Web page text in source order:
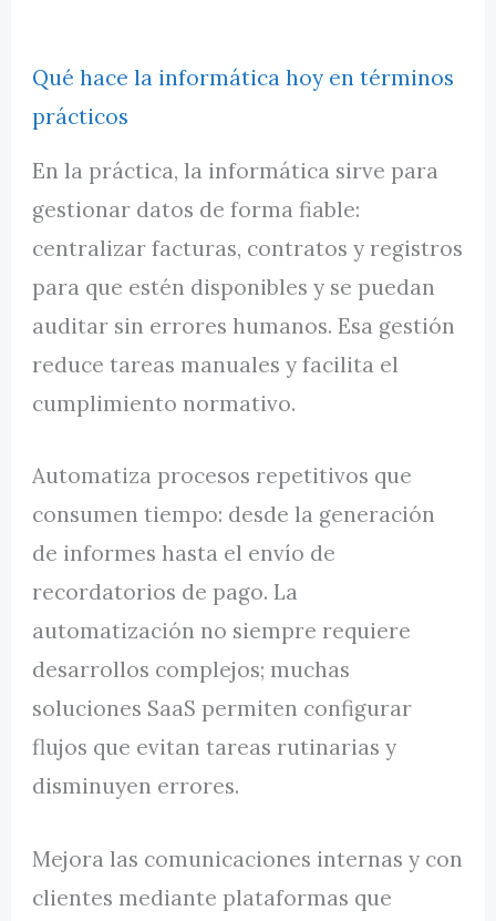
Qué hace la informática hoy en términos
prácticos
En la práctica, la informática sirve para
gestionar datos de forma fiable:
centralizar facturas, contratos y registros
para que estén disponibles y se puedan
auditar sin errores humanos. Esa gestión
reduce tareas manuales y facilita el
cumplimiento normativo.
Automatiza procesos repetitivos que
consumen tiempo: desde la generación
de informes hasta el envío de
recordatorios de pago. La
automatización no siempre requiere
desarrollos complejos; muchas
soluciones SaaS permiten configurar
flujos que evitan tareas rutinarias y
disminuyen errores.
Mejora las comunicaciones internas y con
clientes mediante plataformas que